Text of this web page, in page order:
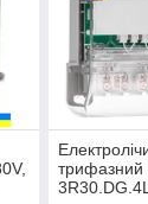
трифазний